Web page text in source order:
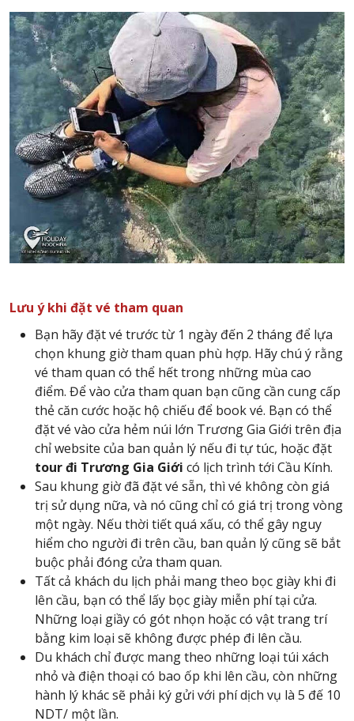
Lưu ý khi đặt vé tham quan
Bạn hãy đặt vé trước từ 1 ngày đến 2 tháng để lựa
chọn khung giờ tham quan phù hợp. Hãy chú ý rằng
vé tham quan có thể hết trong những mùa cao
điểm. Để vào cửa tham quan bạn cũng cần cung cấp
thẻ căn cước hoặc hộ chiếu để book vé. Bạn có thể
đặt vé vào cửa hẻm núi lớn Trương Gia Giới trên địa
chỉ website của ban quản lý nếu đi tự túc, hoặc đặt
tour đi Trương Gia Giới có lịch trình tới Cầu Kính.
Sau khung giờ đã đặt vé sẵn, thì vé không còn giá
trị sử dụng nữa, và nó cũng chỉ có giá trị trong vòng
một ngày. Nếu thời tiết quá xấu, có thể gây nguy
hiểm cho người đi trên cầu, ban quản lý cũng sẽ bắt
buộc phải đóng cửa tham quan.
Tất cả khách du lịch phải mang theo bọc giày khi đi
lên cầu, bạn có thể lấy bọc giày miễn phí tại cửa.
Những loại giầy có gót nhọn hoặc có vật trang trí
bằng kim loại sẽ không được phép đi lên cầu.
Du khách chỉ được mang theo những loại túi xách
nhỏ và điện thoại có bao ốp khi lên cầu, còn những
hành lý khác sẽ phải ký gửi với phí dịch vụ là 5 đế 10
NDT/ một lần.